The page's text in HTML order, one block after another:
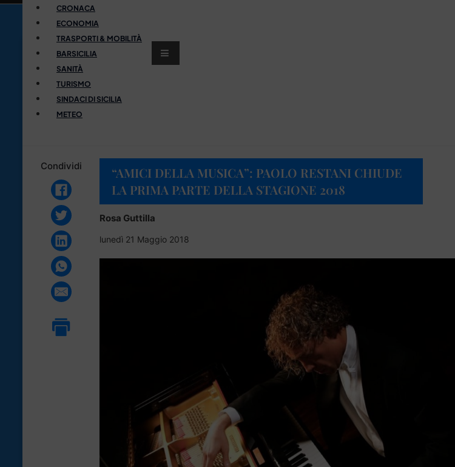
CRONACA
ECONOMIA
TRASPORTI & MOBILITÀ
BARSICILIA
SANITÀ
TURISMO
SINDACI DI SICILIA
METEO
Condividi
“AMICI DELLA MUSICA”: PAOLO RESTANI CHIUDE
LA PRIMA PARTE DELLA STAGIONE 2018
Rosa Guttilla
lunedì 21 Maggio 2018